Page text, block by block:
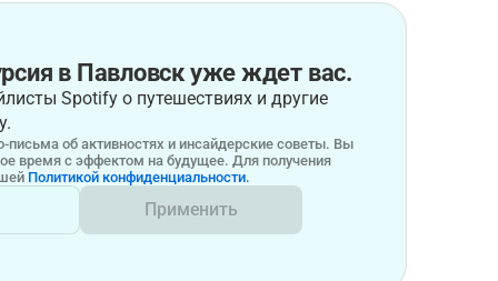
в Павловск уже ждет вас.
Spotify о путешествиях и другие
об активностях и инсайдерские советы. Вы
время с эффектом на будущее. Для получения
Политикой конфиденциальности.
Применить